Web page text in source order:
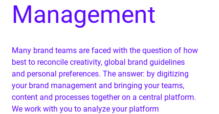
Management
Many brand teams are faced with the question of how
best to reconcile creativity, global brand guidelines
and personal preferences. The answer: by digitizing
your brand management and bringing your teams,
content and processes together on a central platform.
We work with you to analyze your platform